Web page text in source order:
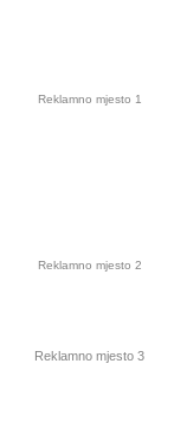
Reklamno mjesto 1
Reklamno mjesto 2
Reklamno mjesto 3